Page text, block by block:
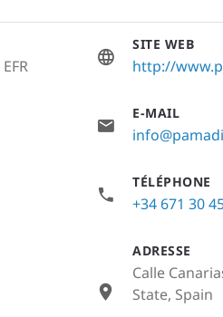
SITE WEB
http://
E-MAIL
TÉLÉPHONE
+34 671 30
ADRESSE
Calle
State, Spain